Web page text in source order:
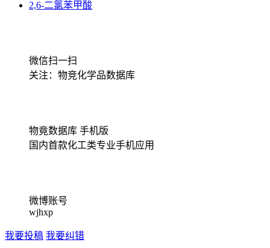
2,6-二氯苯甲酸
微信扫一扫
关注：物竞化学品数据库
物竟数据库 手机版
国内首款化工类专业手机应用
微博账号
wjhxp
我要投稿 我要纠错